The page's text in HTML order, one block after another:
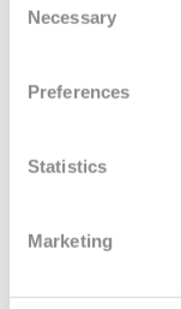
Selection
Necessary
Preferences
Statistics
Marketing
Capacité à
Créativité et
Sens de l’ordre
Orientation
Bonne santé